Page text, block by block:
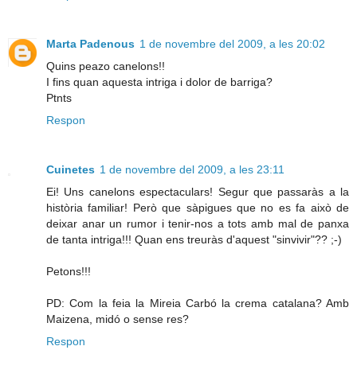
Marta Padenous 1 de novembre del 2009, a les 20:02
Quins peazo canelons!!
I fins quan aquesta intriga i dolor de barriga?
Ptnts
Respon
Cuinetes 1 de novembre del 2009, a les 23:11
Ei! Uns canelons espectaculars! Segur que passaràs a la
història familiar! Però que sàpigues que no es fa això de
deixar anar un rumor i tenir-nos a tots amb mal de panxa
de tanta intriga!!! Quan ens treuràs d'aquest "sinvivir"?? ;-)
Petons!!!
PD: Com la feia la Mireia Carbó la crema catalana? Amb
Maizena, midó o sense res?
Respon